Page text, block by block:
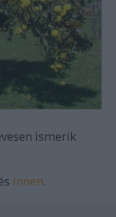
ismerik
innen.